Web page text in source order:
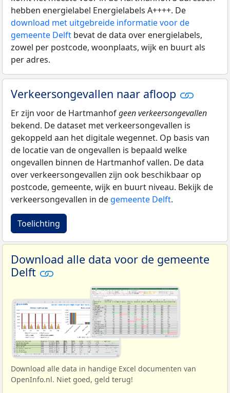
hebben energielabel Energielabels A++++. De
download met uitgebreide informatie voor de
gemeente Delft bevat de data over energielabels,
zowel per postcode, woonplaats, wijk en buurt als
per adres.
Verkeersongevallen naar afloop
Er zijn voor de Hartmanhofgeen verkeersongevallen
bekend. De dataset met verkeersongevallen is
gekoppeld aan het digitale wegennet. Op basis van
de locatie van de ongevallen is bepaald welke
ongevallen binnen de Hartmanhof vallen. De data
over verkeersongevallen zijn ook beschikbaar op
postcode, gemeente, wijk en buurt niveau. Bekijk de
verkeersongevallen in de gemeente Delft.
Toelichting
Download alle data voor de gemeente
Delft
Download alle data in handige Excel documenten van
OpenInfo.nl. Niet goed, geld terug!